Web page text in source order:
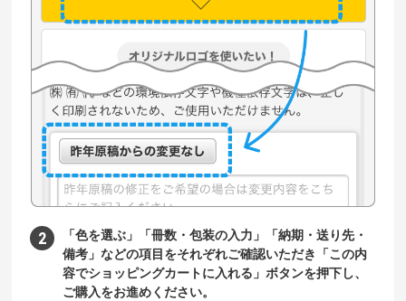
「色を選ぶ」「冊数・包装の入力」「納期・送り先・
備考」などの項目をそれぞれご確認いただき「この内
容でショッピングカートに入れる」ボタンを押下し、
ご購入をお進めください。